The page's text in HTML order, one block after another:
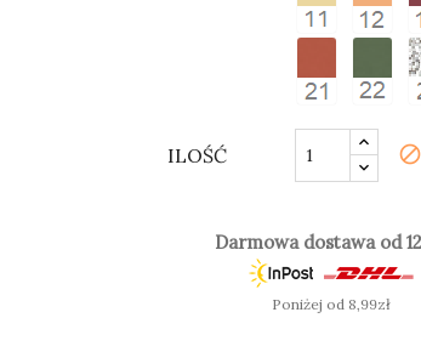
kremowa konsystencja
bogata kolorystyka
SPRAWDŹ KOLOR (CIENIE
ILOŚĆ block
Darmowa dostawa od
Poniżej od 8,99zł